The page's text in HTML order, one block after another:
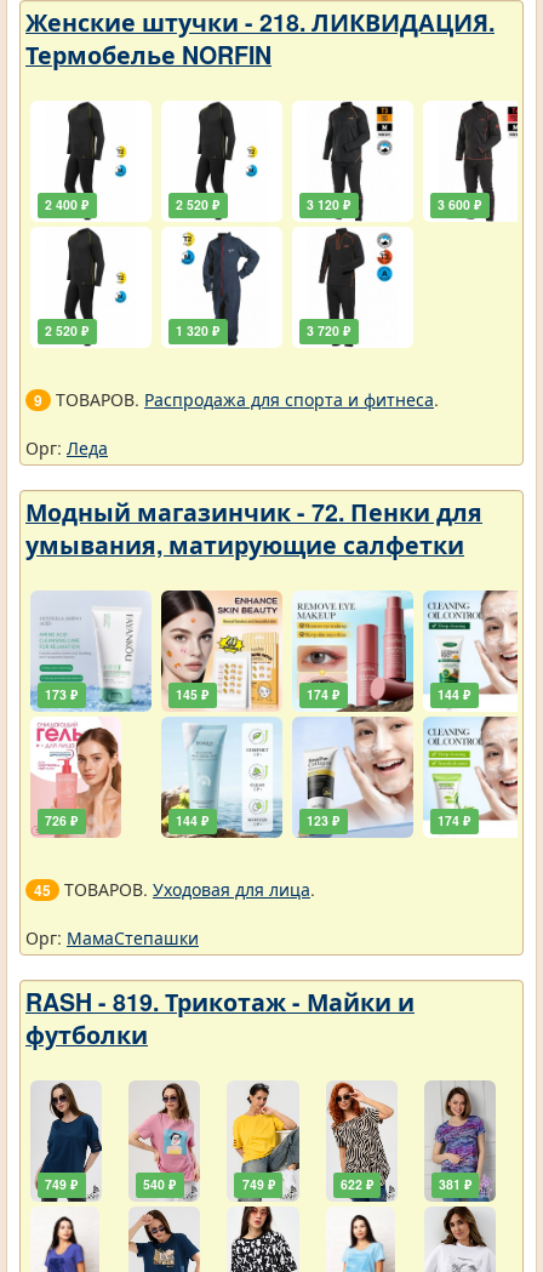
Женские штучки - 218. ЛИКВИДАЦИЯ.
Термобелье NORFIN
2 400 ₽
2 520 ₽
2 520 ₽
1 320 ₽
3 120 ₽
3 720 ₽
3 600 ₽
9 ТОВАРОВ. Распродажа для спорта и фитнеса.
Орг: Леда
Модный магазинчик - 72. Пенки для
умывания, матирующие салфетки
173 ₽
726 ₽
145 ₽
144 ₽
174 ₽
123 ₽
144 ₽
174 ₽
45 ТОВАРОВ. Уходовая для лица.
Орг: МамаСтепашки
RASH - 819. Трикотаж - Майки и
футболки
749 ₽ 540 ₽ 749 ₽ 622 ₽ 381 ₽